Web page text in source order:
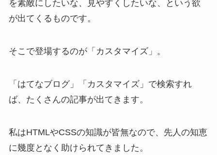
を素敵にしたいな、見やすくしたいな、という欲
が出てくるものです。
そこで登場するのが「カスタマイズ」。
「はてなブログ」「カスタマイズ」で検索すれ
ば、たくさんの記事が出てきます。
私はHTMLやCSSの知識が皆無なので、先人の知恵
に幾度となく助けられてきました。